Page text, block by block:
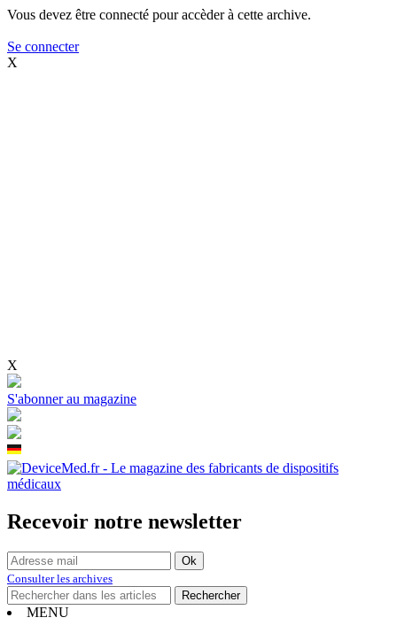
Vous devez être connecté pour accèder à cette archive.
Se connecter
X
X
S'abonner au magazine
Recevoir notre newsletter
Consulter les archives
MENU